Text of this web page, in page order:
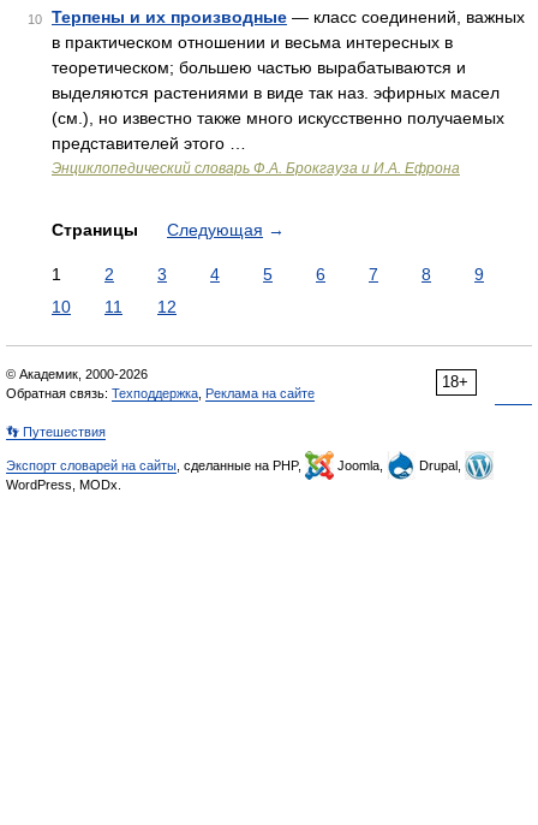
10 Терпены и их производные — класс соединений, важных
в практическом отношении и весьма интересных в
теоретическом; большею частью вырабатываются и
выделяются растениями в виде так наз. эфирных масел
(см.), но известно также много искусственно получаемых
представителей этого …
Энциклопедический словарь Ф.А. Брокгауза и И.А. Ефрона
Страницы Следующая →
1 2 3 4 5 6 7 8
9
10
11 12
18+
© Академик, 2000-2026
Обратная связь: Техподдержка Реклама на сайте
👣 Путешествия
Экспорт словарей на сайты , сделанные на PHP, Joomla,
Drupal,
WordPress, MODx.